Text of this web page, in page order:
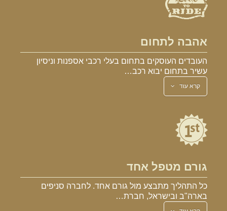
אהבה לתחום
העובדים העוסקים בתחום בעלי רכבי אספנות וניסיון
עשיר בתחום יבוא רכב…
קרא עוד
גורם מטפל אחד
כל התהליך מתבצע מול גורם אחד. לחברה סניפים
בארה"ב ובישראל, חברת…